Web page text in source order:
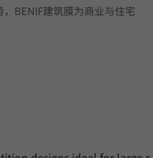
BENIF建筑膜为商业与住宅